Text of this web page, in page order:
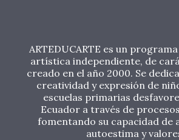
ARTEDUCARTE es un
artística independiente, de
creado en el año 2000. Se
creatividad y expresión de
escuelas primarias
Ecuador a través de
fomentando su capacidad de
autoestima y